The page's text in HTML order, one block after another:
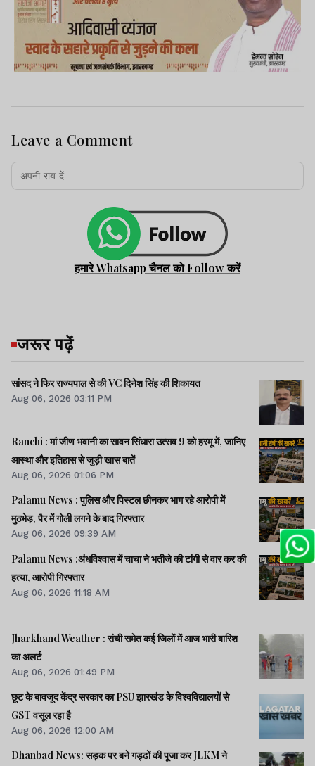
Leave a Comment
हमारे Whatsapp चैनल को Follow करें
जरूर पढ़ें
सांसद ने फिर राज्यपाल से की VC दिनेश सिंह की शिकायत
Aug 06, 2026 03:11 PM
Ranchi : मां जीण भवानी का सावन सिंधारा उत्सव 9 को हरमू में, जानिए
आस्था और इतिहास से जुड़ी खास बातें
Aug 06, 2026 01:06 PM
Palamu News : पुलिस और पिस्टल छीनकर भाग रहे आरोपी में
मुठभेड़, पैर में गोली लगने के बाद गिरफ्तार
Aug 06, 2026 09:39 AM
Palamu News :अंधविश्वास में चाचा ने भतीजे की टांगी से वार कर की
हत्या, आरोपी गिरफ्तार
Aug 06, 2026 11:18 AM
Jharkhand Weather : रांची समेत कई जिलों में आज भारी बारिश
का अलर्ट
Aug 06, 2026 01:49 PM
छूट के बावजूद केंद्र सरकार का PSU झारखंड के विश्वविद्यालयों से
GST वसूल रहा है
Aug 06, 2026 12:00 AM
Dhanbad News: सड़क पर बने गड्ढों की पूजा कर JLKM ने